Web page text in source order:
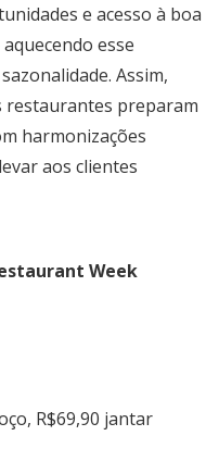
e acesso à boa
esse
Assim,
restaurantes preparam
harmonizações
aos clientes
Week
R$69,90 jantar